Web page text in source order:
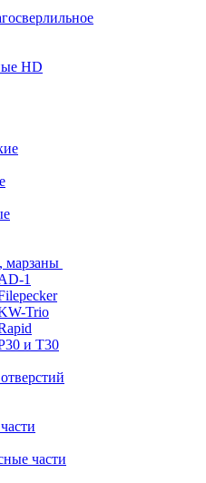
HD
1
Trio
и Т30
части